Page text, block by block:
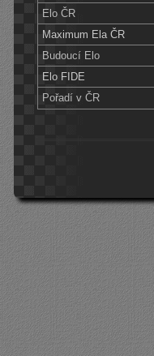
Elo ČR
Maximum Ela ČR
Budoucí Elo
Elo FIDE
Pořadí v ČR